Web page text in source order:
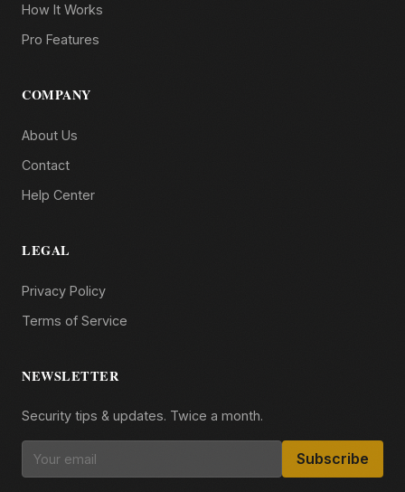
How It Works
Pro Features
COMPANY
About Us
Contact
Help Center
LEGAL
Privacy Policy
Terms of Service
NEWSLETTER
Security tips & updates. Twice a month.
Subscribe